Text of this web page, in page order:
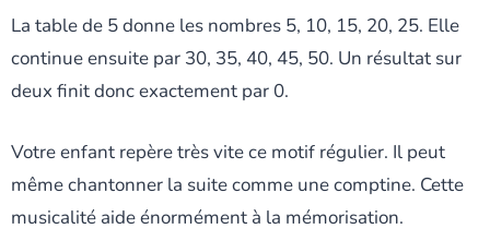
La table de 5 donne les nombres 5, 10, 15, 20, 25. Elle
continue ensuite par 30, 35, 40, 45, 50. Un résultat sur
deux finit donc exactement par 0.
Votre enfant repère très vite ce motif régulier. Il peut
même chantonner la suite comme une comptine. Cette
musicalité aide énormément à la mémorisation.